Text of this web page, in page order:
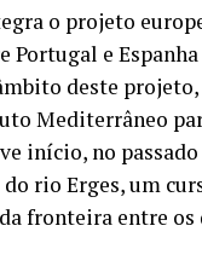
o projeto
e
deste
Mediterrâneo
início, no
rio Erges, um
fronteira entre os